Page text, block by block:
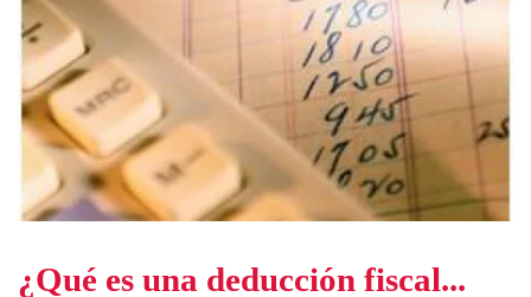
¿Qué es una deducción fiscal...